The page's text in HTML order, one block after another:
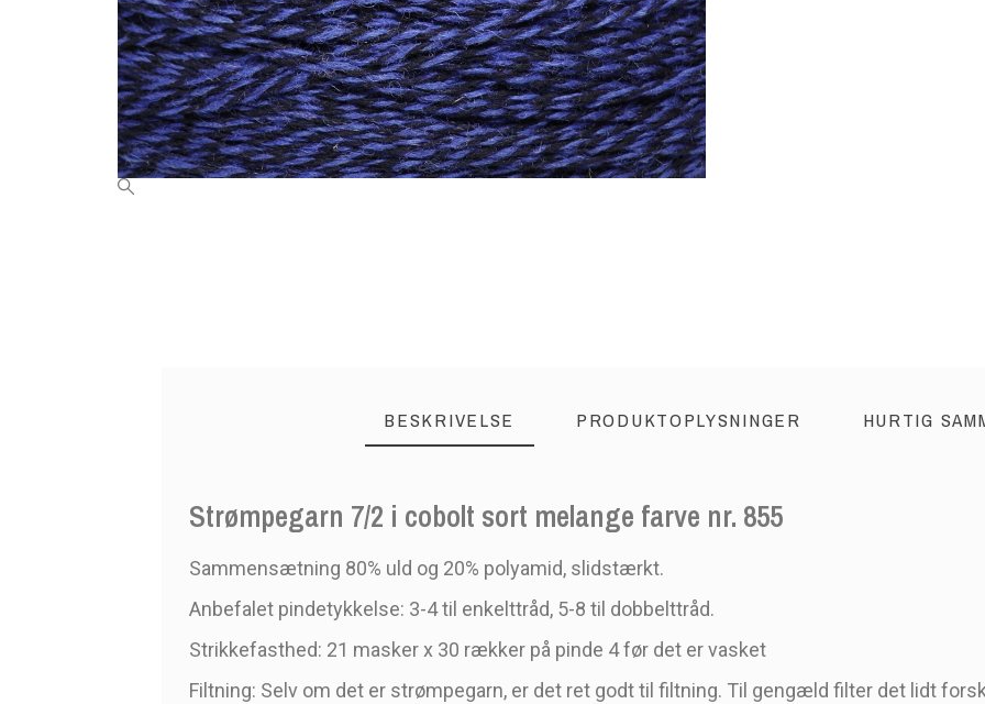
BESKRIVELSE PRODUKTOPLYSNINGER HURTIG
Strømpegarn 7/2 i cobolt sort melange farve nr. 855
Sammensætning 80% uld og 20% polyamid, slidstærkt.
Anbefalet pindetykkelse: 3-4 til enkelttråd, 5-8 til dobbelttråd.
Strikkefasthed: 21 masker x 30 rækker på pinde 4 før det er vasket
Filtning: Selv om det er strømpegarn, er det ret godt til filtning. Til gengæld filter det lidt